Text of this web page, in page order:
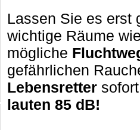
Lassen Sie es erst
wichtige Räume
mögliche
gefährlichen
Lebensretter
lauten 85 dB!